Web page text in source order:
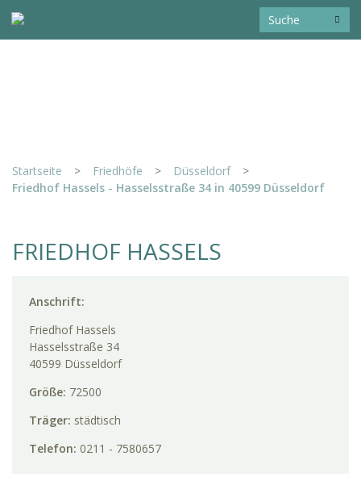
Startseite > Friedhöfe > Düsseldorf
>
Friedhof Hassels - Hasselsstraße 34 in 40599 Düsseldorf
FRIEDHOF HASSELS
Anschrift:
Friedhof Hassels
Hasselsstraße 34
40599 Düsseldorf
Größe: 72500
Träger: städtisch
Telefon: 0211 - 7580657